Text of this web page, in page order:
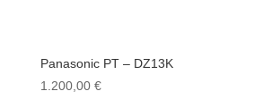
Panasonic PT – DZ13K
1.200,00 €